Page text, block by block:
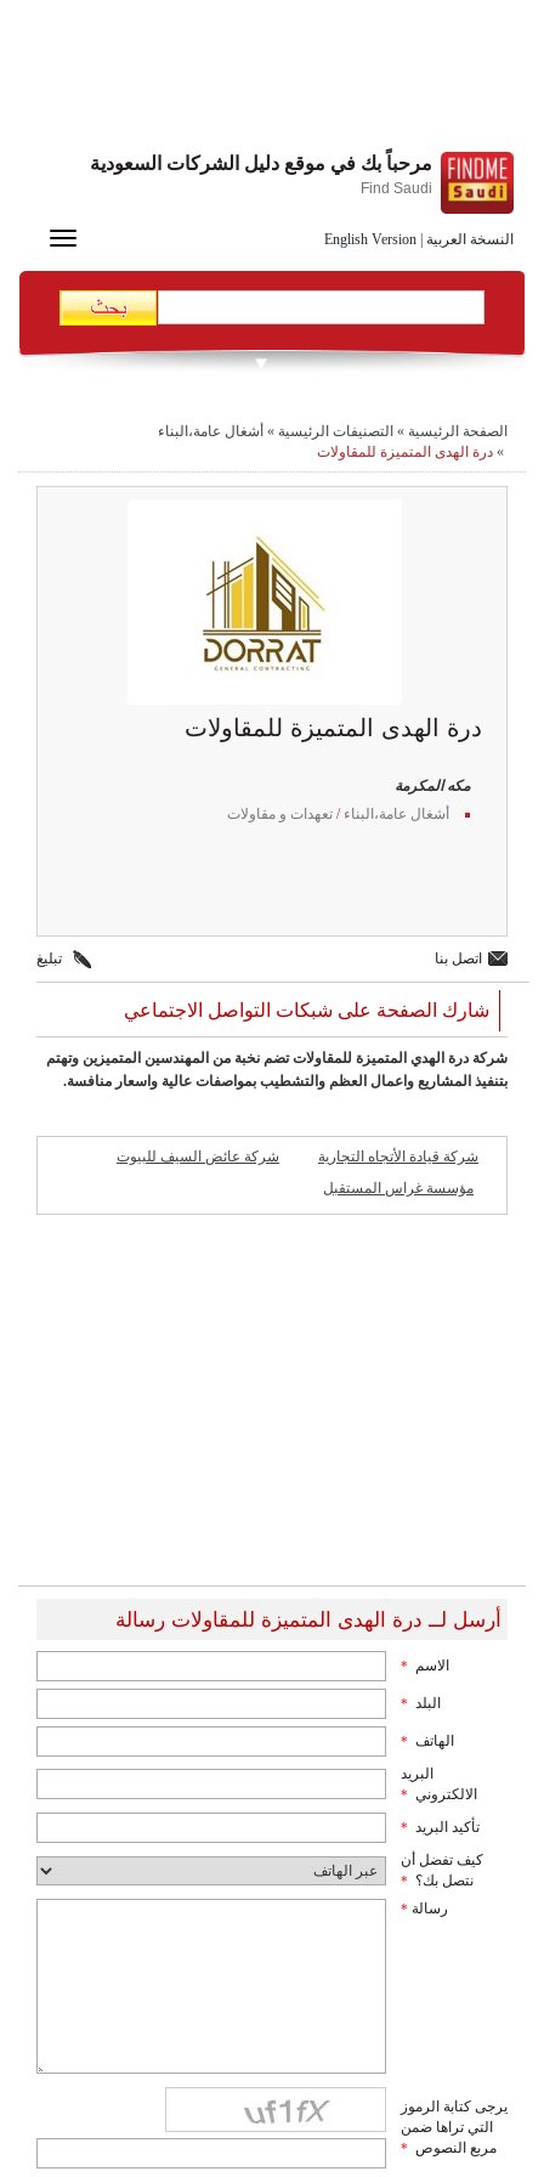
النسخة العربية English Version
مرحباً بك في موقع دليل الشركات السعودية
Find Saudi
Toggle
الصفحة الرئيسية » التصنيفات الرئيسية » أشغال عامة،البناء
» درة الهدى المتميزة للمقاولات
درة الهدى المتميزة للمقاولات
مكه المكرمة
أشغال عامة،البناء / تعهدات و مقاولات
اتصل بنا تبليغ
شارك الصفحة على شبكات التواصل الاجتماعي
شركة درة الهدي المتميزة للمقاولات تضم نخبة من المهندسين المتميزين وتهتم
بتنفيذ المشاريع واعمال العظم والتشطيب بمواصفات عالية واسعار منافسة.
شركة قيادة الأتجاه التجارية
شركة عائض السيف للبيوت
مؤسسة غراس المستقبل
أرسل لــ درة الهدى المتميزة للمقاولات رسالة
الاسم *
البلد *
الهاتف *
البريد
الالكتروني *
تأكيد البريد *
كيف تفضل أن
نتصل بك؟ *
رسالة *
يرجى كتابة الرموز
التي تراها ضمن
مربع النصوص *